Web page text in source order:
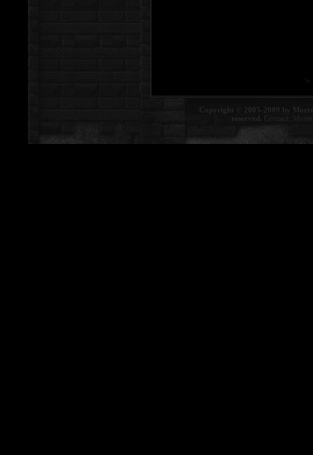
Copyright © 2005-2009 by
reserved. Contact: